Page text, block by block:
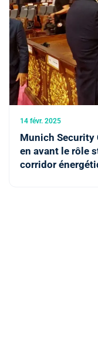
14 févr. 2025
Munich Security
en avant le rôle
corridor